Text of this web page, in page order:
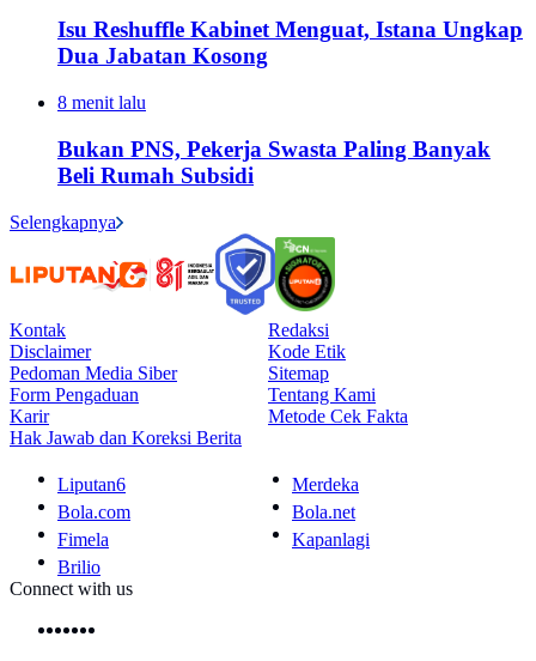
Isu Reshuffle Kabinet Menguat, Istana Ungkap
Dua Jabatan Kosong
8 menit lalu
Bukan PNS, Pekerja Swasta Paling Banyak
Beli Rumah Subsidi
Selengkapnya
Kontak
Redaksi
Disclaimer
Kode Etik
Pedoman Media Siber
Sitemap
Form Pengaduan
Tentang Kami
Karir
Metode Cek Fakta
Hak Jawab dan Koreksi Berita
Liputan6
Merdeka
Bola.com
Bola.net
Fimela
Kapanlagi
Brilio
Connect with us